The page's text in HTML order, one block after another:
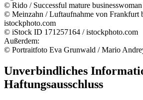
© Rido / Successful mature businesswoman
© Meinzahn / Luftaufnahme von Frankfurt
istockphoto.com
© iStock ID 171257164 /istockphoto.com
Außerdem:
© Portraitfoto Eva Grunwald / Mario
Unverbindliches
Haftungsausschluss